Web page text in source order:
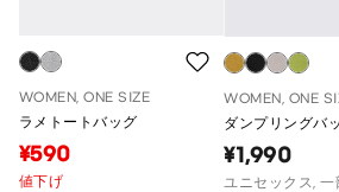
WOMEN, ONE SIZE
ラメトートバッグ
¥590
値下げ
WOMEN, ONE
ダンプリングバ
¥1,990
ユニセックス,